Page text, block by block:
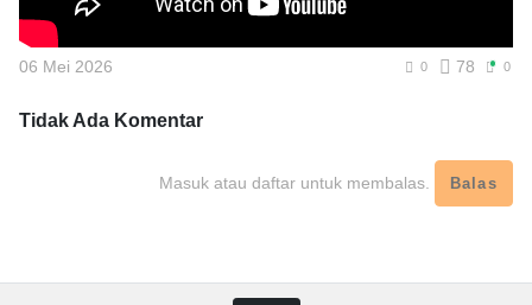
06 Mei 2026 0 78 0
Tidak Ada Komentar
Masuk atau daftar untuk membalas. Balas